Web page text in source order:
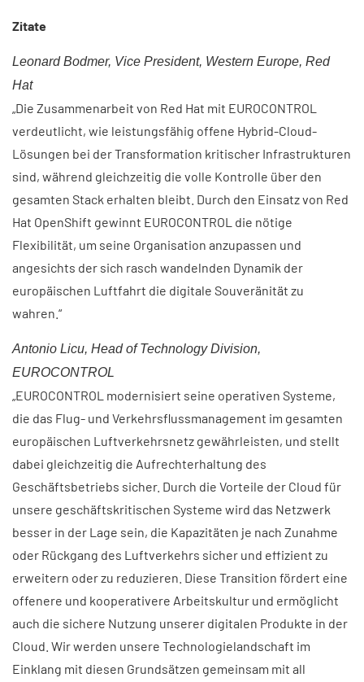
Zitate
Leonard Bodmer, Vice President, Western Europe, Red
Hat
„Die Zusammenarbeit von Red Hat mit EUROCONTROL
verdeutlicht, wie leistungsfähig offene Hybrid-Cloud-
Lösungen bei der Transformation kritischer Infrastrukturen
sind, während gleichzeitig die volle Kontrolle über den
gesamten Stack erhalten bleibt. Durch den Einsatz von Red
Hat OpenShift gewinnt EUROCONTROL die nötige
Flexibilität, um seine Organisation anzupassen und
angesichts der sich rasch wandelnden Dynamik der
europäischen Luftfahrt die digitale Souveränität zu
wahren.“
Antonio Licu, Head of Technology Division,
EUROCONTROL
„EUROCONTROL modernisiert seine operativen Systeme,
die das Flug- und Verkehrsflussmanagement im gesamten
europäischen Luftverkehrsnetz gewährleisten, und stellt
dabei gleichzeitig die Aufrechterhaltung des
Geschäftsbetriebs sicher. Durch die Vorteile der Cloud für
unsere geschäftskritischen Systeme wird das Netzwerk
besser in der Lage sein, die Kapazitäten je nach Zunahme
oder Rückgang des Luftverkehrs sicher und effizient zu
erweitern oder zu reduzieren. Diese Transition fördert eine
offenere und kooperativere Arbeitskultur und ermöglicht
auch die sichere Nutzung unserer digitalen Produkte in der
Cloud. Wir werden unsere Technologielandschaft im
Einklang mit diesen Grundsätzen gemeinsam mit all